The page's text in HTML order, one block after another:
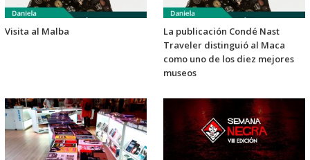
Visita al Malba
La publicación Condé Nast
Traveler distinguió al Maca
como uno de los diez mejores
museos